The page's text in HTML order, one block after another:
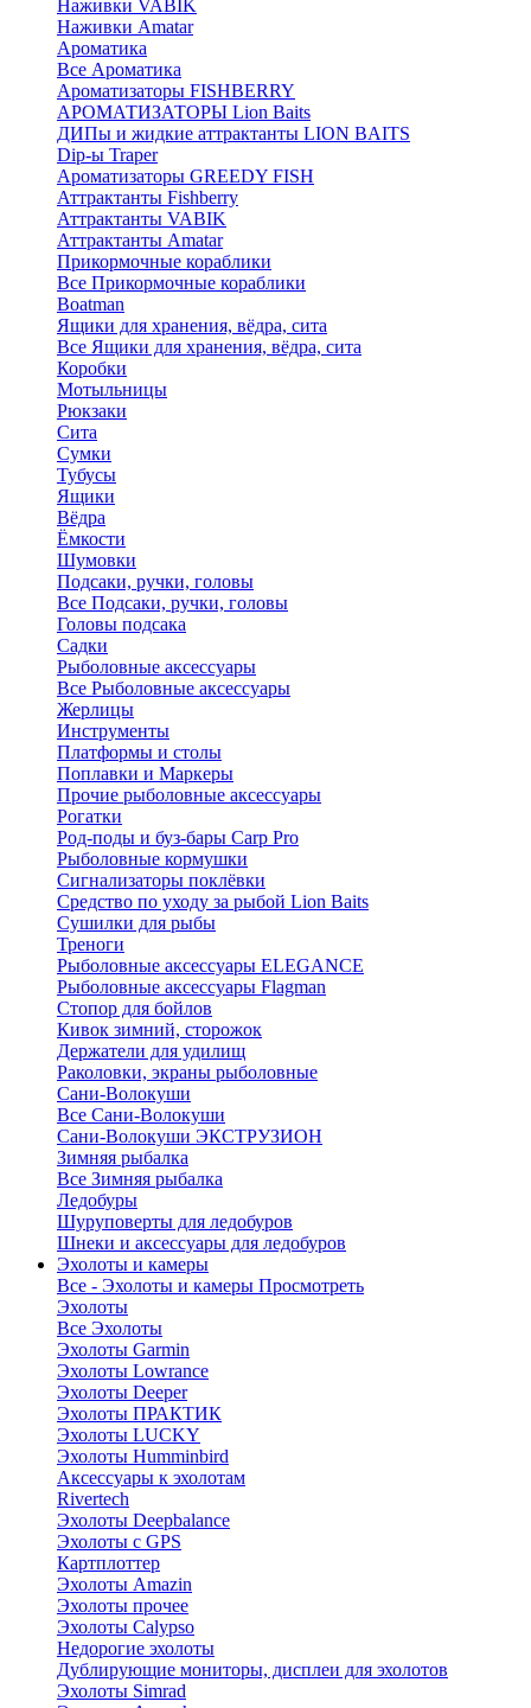
Наживки VABIK
Наживки Amatar
Ароматика
Все Ароматика
Ароматизаторы FISHBERRY
АРОМАТИЗАТОРЫ Lion Baits
ДИПы и жидкие аттрактанты LION BAITS
Dip-ы Traper
Ароматизаторы GREEDY FISH
Аттрактанты Fishberry
Аттрактанты VABIK
Аттрактанты Amatar
Прикормочные кораблики
Все Прикормочные кораблики
Boatman
Ящики для хранения, вёдра, сита
Все Ящики для хранения, вёдра, сита
Коробки
Мотыльницы
Рюкзаки
Сита
Сумки
Тубусы
Ящики
Вёдра
Ёмкости
Шумовки
Подсаки, ручки, головы
Все Подсаки, ручки, головы
Головы подсака
Садки
Рыболовные аксессуары
Все Рыболовные аксессуары
Жерлицы
Инструменты
Платформы и столы
Поплавки и Маркеры
Прочие рыболовные аксессуары
Рогатки
Род-поды и буз-бары Carp Pro
Рыболовные кормушки
Сигнализаторы поклёвки
Средство по уходу за рыбой Lion Baits
Сушилки для рыбы
Треноги
Рыболовные аксессуары ELEGANCE
Рыболовные аксессуары Flagman
Стопор для бойлов
Кивок зимний, сторожок
Держатели для удилищ
Раколовки, экраны рыболовные
Сани-Волокуши
Все Сани-Волокуши
Сани-Волокуши ЭКСТРУЗИОН
Зимняя рыбалка
Все Зимняя рыбалка
Ледобуры
Шуруповерты для ледобуров
Шнеки и аксессуары для ледобуров
Эхолоты и камеры
Все - Эхолоты и камеры Просмотреть
Эхолоты
Все Эхолоты
Эхолоты Garmin
Эхолоты Lowrance
Эхолоты Deeper
Эхолоты ПРАКТИК
Эхолоты LUCKY
Эхолоты Humminbird
Аксессуары к эхолотам
Rivertech
Эхолоты Deepbalance
Эхолоты с GPS
Картплоттер
Эхолоты Amazin
Эхолоты прочее
Эхолоты Calypso
Недорогие эхолоты
Дублирующие мониторы, дисплеи для эхолотов
Эхолоты Simrad